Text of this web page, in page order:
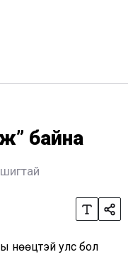
байна
нөөцтэй улс бол